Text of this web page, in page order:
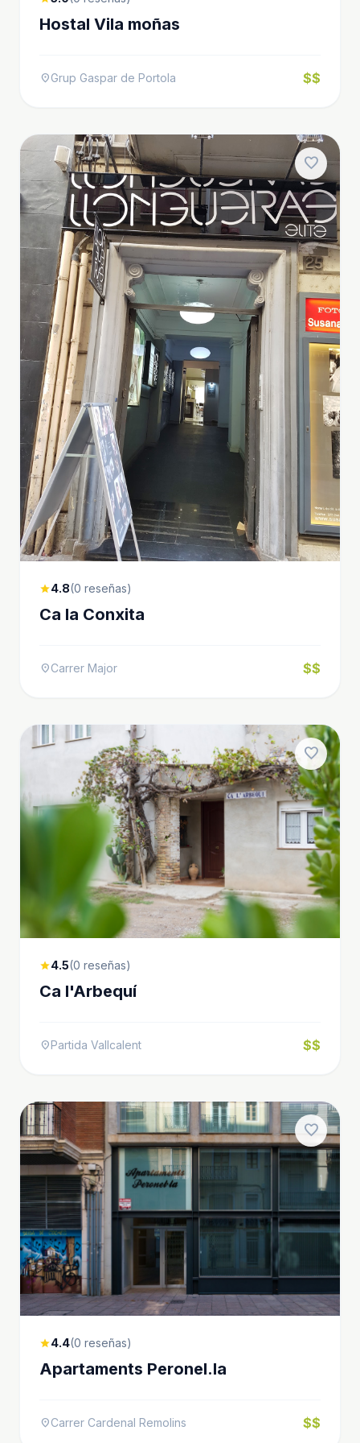
Hostal Vila moñas
location_onGrup Gaspar de Portola $$
favorite
star4.8(0 reseñas)
Ca la Conxita
location_onCarrer Major $$
favorite
star4.5(0 reseñas)
Ca l'Arbequí
location_on Partida Vallcalent $$
favorite
star4.4(0 reseñas)
Apartaments Peronel.la
location_onCarrer Cardenal Remolins $$